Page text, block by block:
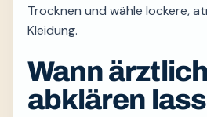
Trocknen und wähle lockere,
Kleidung.
Wann ärztlich
abklären